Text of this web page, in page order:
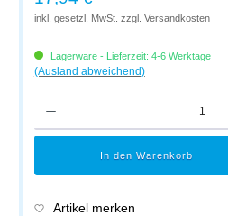
inkl. gesetzl. MwSt. zzgl. Versandkosten
Lagerware - Lieferzeit: 4-6 Werktage
(Ausland abweichend)
In den Warenkorb
Artikel merken